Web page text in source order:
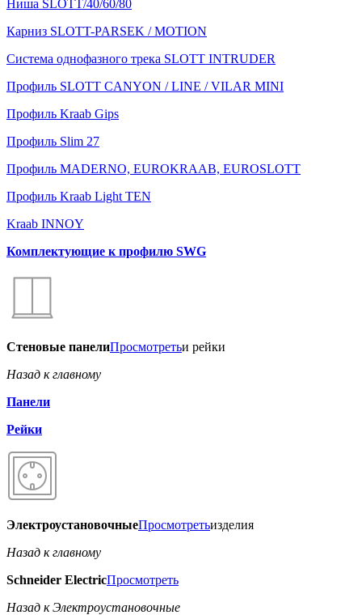
Ниша SLOTT/40/60/80
Карниз SLOTT-PARSEK / MOTION
Система однофазного трека SLOTT INTRUDER
Профиль SLOTT CANYON / LINE / VILAR MINI
Профиль Kraab Gips
Профиль Slim 27
Профиль MADERNO, EUROKRAAB, EUROSLOTT
Профиль Kraab Light TEN
Kraab INNOY
Комплектующие к профилю SWG
Стеновые панелиПросмотретьи рейки
Назад к главному
Панели
Рейки
ЭлектроустановочныеПросмотретьизделия
Назад к главному
Schneider ElectricПросмотреть
Назад к Электроустановочные